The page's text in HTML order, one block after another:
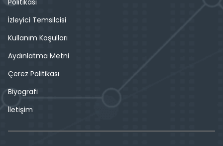
Politikası
İzleyici Temsilcisi
Kullanım Koşulları
Aydınlatma Metni
Çerez Politikası
Biyografi
İletişim